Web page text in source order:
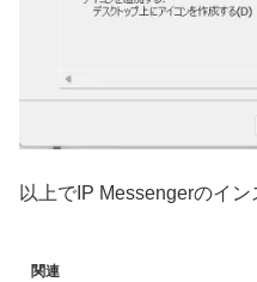
以上でIP Messengerのイン
関連